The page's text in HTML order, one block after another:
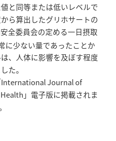
と同等または低いレベルで
ら算出したグリホサートの
全委員会の定める一日摂取
に少ない量であったことか
、人体に影響を及ぼす程度
た。
International Journal of
」電子版に掲載されま